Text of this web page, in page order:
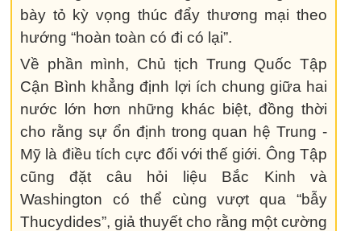
bày tỏ kỳ vọng thúc đẩy thương mại theo
hướng “hoàn toàn có đi có lại”.
Về phần mình, Chủ tịch Trung Quốc Tập
Cận Bình khẳng định lợi ích chung giữa hai
nước lớn hơn những khác biệt, đồng thời
cho rằng sự ổn định trong quan hệ Trung -
Mỹ là điều tích cực đối với thế giới. Ông Tập
cũng đặt câu hỏi liệu Bắc Kinh và
Washington có thể cùng vượt qua “bẫy
Thucydides”, giả thuyết cho rằng một cường